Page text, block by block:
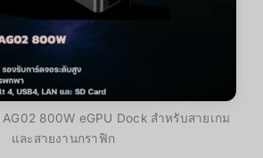
AG02 800W eGPU Dock สำหรับสายเกม
และสายงานกราฟิก